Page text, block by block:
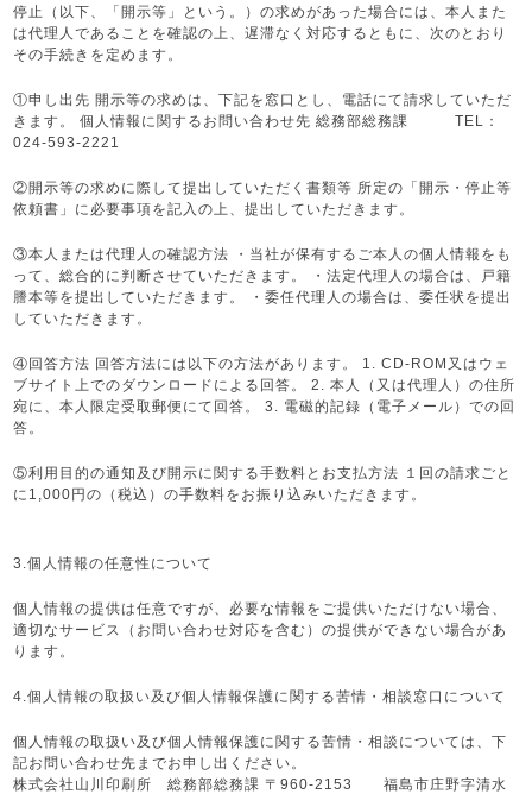
停止（以下、「開示等」という。）の求めがあった場合には、本人また
は代理人であることを確認の上、遅滞なく対応するともに、次のとおり
その手続きを定めます。
①申し出先 開示等の求めは、下記を窓口とし、電話にて請求していただ
きます。 個人情報に関するお問い合わせ先 総務部総務課 TEL：
024-593-2221
②開示等の求めに際して提出していただく書類等 所定の「開示・停止等
依頼書」に必要事項を記入の上、提出していただきます。
③本人または代理人の確認方法 ・当社が保有するご本人の個人情報をも
って、総合的に判断させていただきます。 ・法定代理人の場合は、戸籍
謄本等を提出していただきます。 ・委任代理人の場合は、委任状を提出
していただきます。
④回答方法 回答方法には以下の方法があります。 1. CD-ROM又はウェ
ブサイト上でのダウンロードによる回答。 2. 本人（又は代理人）の住所
宛に、本人限定受取郵便にて回答。 3. 電磁的記録（電子メール）での回
答。
⑤利用目的の通知及び開示に関する手数料とお支払方法 １回の請求ごと
に1,000円の（税込）の手数料をお振り込みいただきます。
3.個人情報の任意性について
個人情報の提供は任意ですが、必要な情報をご提供いただけない場合、
適切なサービス（お問い合わせ対応を含む）の提供ができない場合があ
ります。
4.個人情報の取扱い及び個人情報保護に関する苦情・相談窓口について
個人情報の取扱い及び個人情報保護に関する苦情・相談については、下
記お問い合わせ先までお申し出ください。
株式会社山川印刷所 総務部総務課 〒960-2153 福島市庄野字清水